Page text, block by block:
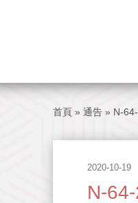
首頁 » 通告 » N-
2020-10-19
N-